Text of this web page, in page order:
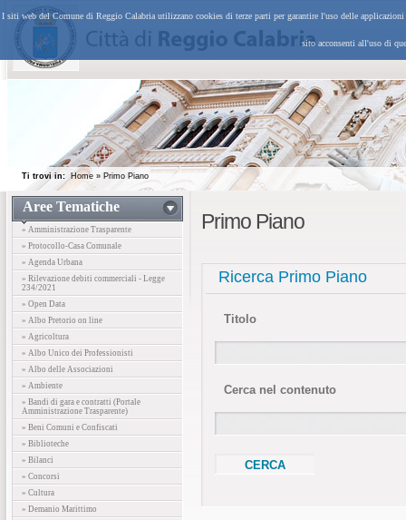
I siti web del Comune di Reggio Calabria utilizzano cookies di terze parti per garantire l'uso delle
sito acconsenti all'uso di
Ti trovi in:Home » Primo Piano
Aree Tematiche
» Amministrazione Trasparente
» Protocollo-Casa Comunale
» Agenda Urbana
» Rilevazione debiti commerciali - Legge
234/2021
» Open Data
» Albo Pretorio on line
» Agricoltura
» Albo Unico dei Professionisti
» Albo delle Associazioni
» Ambiente
» Bandi di gara e contratti (Portale
Amministrazione Trasparente)
» Beni Comuni e Confiscati
» Biblioteche
» Bilanci
» Concorsi
» Cultura
» Demanio Marittimo
Primo Piano
Ricerca Primo Piano
Titolo
Cerca nel contenuto